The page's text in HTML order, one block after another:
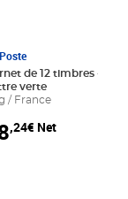
panier
de 12 timbres - Le
verte
/ France
,24€ Net